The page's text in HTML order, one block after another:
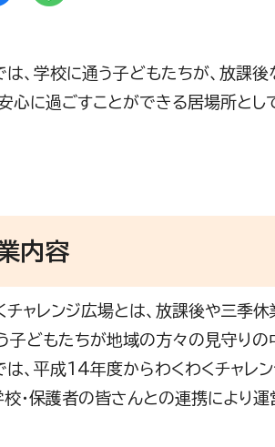
、学校に通う子どもたちが、放課
安心に過ごすことができる居場所と
内容
ャレンジ広場とは、放課後や三季休業
子どもたちが地域の方々の見守りの
、平成14年度からわくわくチャレ
校・保護者の皆さんとの連携により